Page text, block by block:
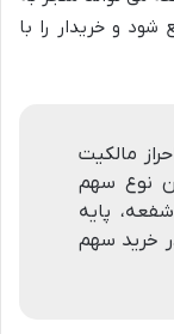
و خریدار را با
مالکیت
نوع سهم
پایه
خرید سهم